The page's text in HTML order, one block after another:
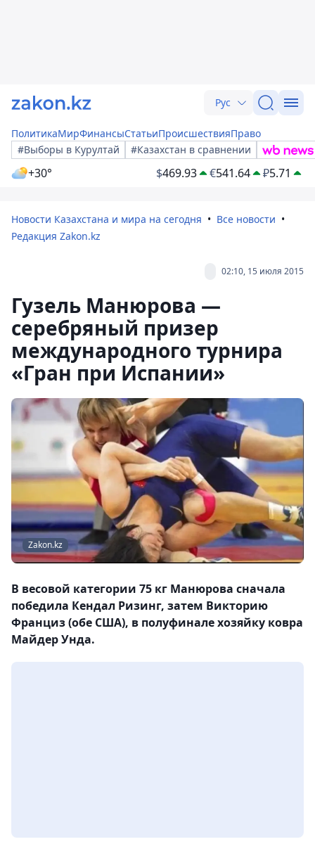
Рус
ПолитикаМирФинансыСтатьиПроисшествияПраво
#Выборы в Курултай
#Казахстан в сравнении
+30° $469.93 €541.64 ₽5.71
Новости Казахстана и мира на сегодня
Все новости
Редакция Zakon.kz
02:10, 15 июля 2015
Гузель Манюрова —
серебряный призер
международного турнира
«Гран при Испании»
Zakon.kz
В весовой категории 75 кг Манюрова сначала
победила Кендал Ризинг, затем Викторию
Франциз (обе США), в полуфинале хозяйку ковра
Майдер Унда.